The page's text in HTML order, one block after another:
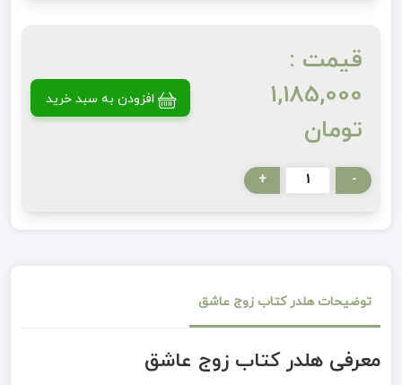
قیمت :
1,185,000
تومان
افزودن به سبد خرید
-
+
توضیحات هلدر کتاب زوج عاشق
معرفی هلدر کتاب زوج عاشق